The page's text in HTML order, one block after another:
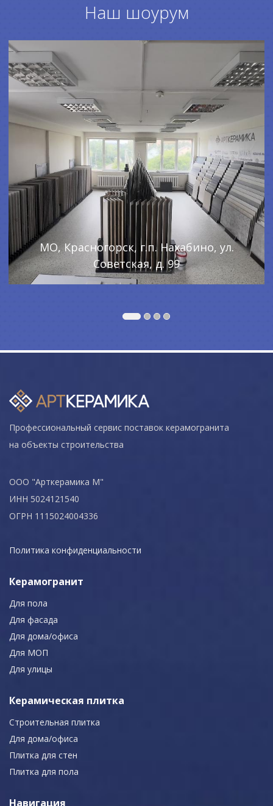
Наш шоурум
МО, Красногорск, г.п. Нахабино, ул.
Советская, д. 99
Профессиональный сервис поставок керамогранита
на объекты строительства
ООО "Арткерамика М"
ИНН 5024121540
ОГРН 1115024004336
Политика конфиденциальности
Керамогранит
Для пола
Для фасада
Для дома/офиса
Для МОП
Для улицы
Керамическая плитка
Строительная плитка
Для дома/офиса
Плитка для стен
Плитка для пола
Навигация